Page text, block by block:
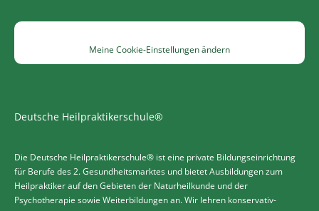
Meine Cookie-Einstellungen ändern
Deutsche Heilpraktikerschule®
Die Deutsche Heilpraktikerschule® ist eine private Bildungseinrichtung
für Berufe des 2. Gesundheitsmarktes und bietet Ausbildungen zum
Heilpraktiker auf den Gebieten der Naturheilkunde und der
Psychotherapie sowie Weiterbildungen an. Wir lehren konservativ-